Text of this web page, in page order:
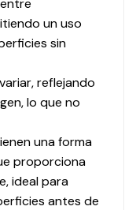
un uso
sin
reflejando
lo que no
una forma
proporciona
ideal para
antes de